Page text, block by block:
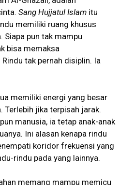
Sang Hujjatul Islam itu
memiliki ruang khusus
Siapa pun tak mampu
bisa memaksa
tak pernah disiplin. Ia
memiliki energi yang besar
Terlebih jika terpisah jarak.
manusia, ia tetap anak-anak
Ini alasan kenapa rindu
koridor frekuensi yang
rindu pada yang lainnya.
memang mampu memicu